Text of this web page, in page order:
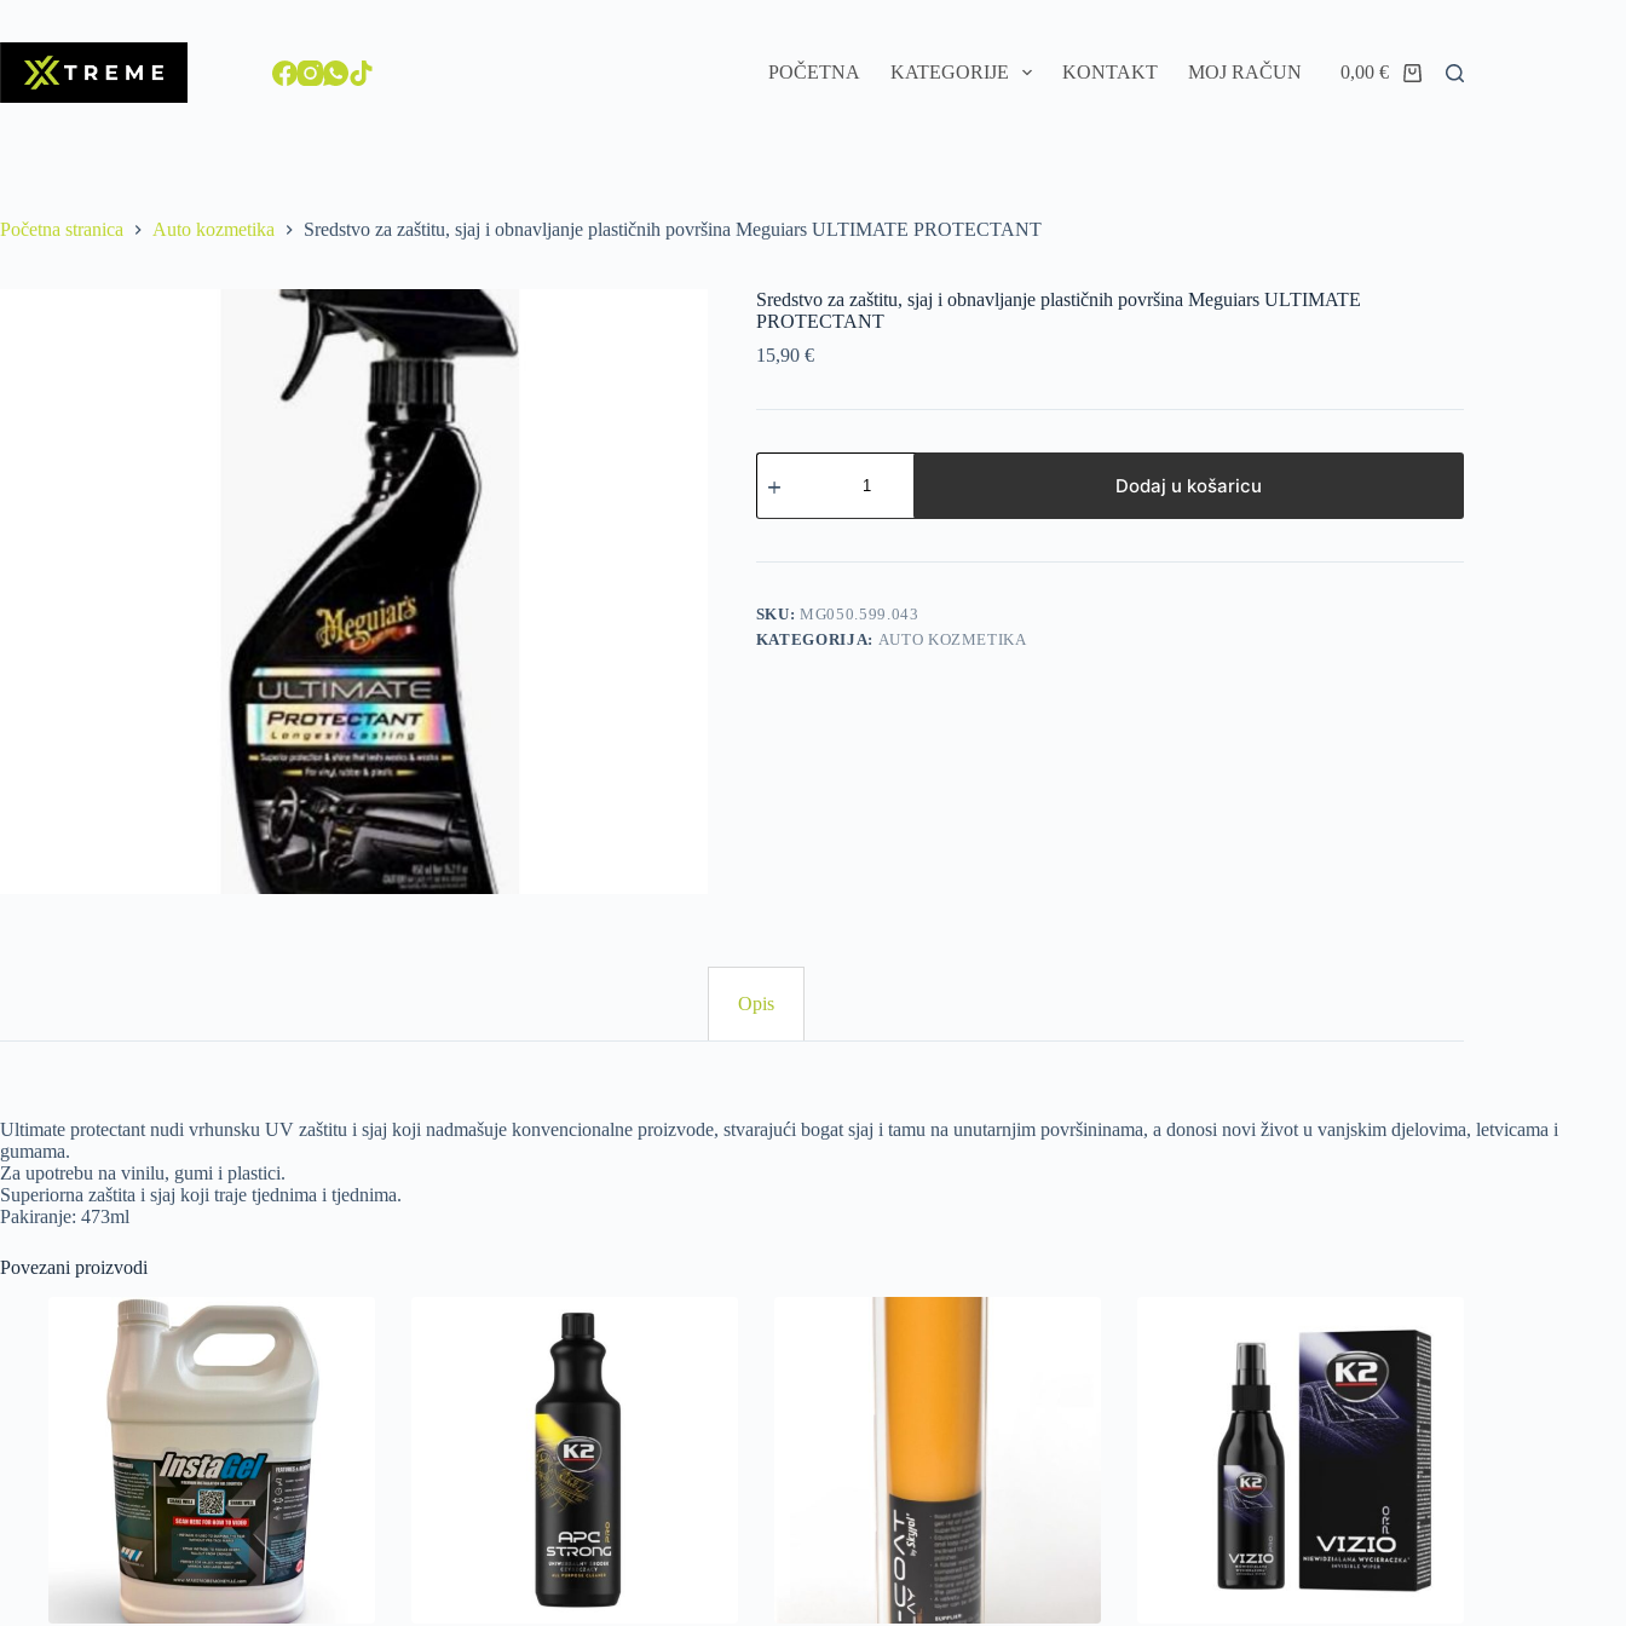
POČETNA KATEGORIJE KONTAKT MOJ RAČUN 0,00€
Početna stranica Auto kozmetika Sredstvo za zaštitu, sjaj i obnavljanje plastičnih površina Meguiars ULTIMATE PROTECTANT
Sredstvo za zaštitu, sjaj i obnavljanje plastičnih površina Meguiars ULTIMATE
PROTECTANT
15,90 €
Dodaj u košaricu
SKU:MG050.599.043
KATEGORIJA: AUTO KOZMETIKA
Opis
Ultimate protectant nudi vrhunsku UV zaštitu i sjaj koji nadmašuje konvencionalne proizvode, stvarajući bogat sjaj i tamu na unutarnjim površininama, a donosi novi život u vanjskim djelovima, letvicama i
gumama.
Za upotrebu na vinilu, gumi i plastici.
Superiorna zaštita i sjaj koji traje tjednima i tjednima.
Pakiranje: 473ml
Povezani proizvodi